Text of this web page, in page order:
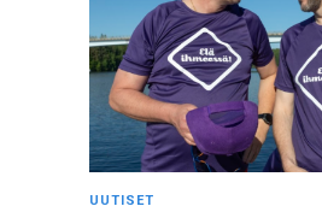
UUTISET